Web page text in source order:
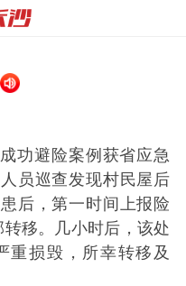
功避险案例获省应急
员巡查发现村民屋后
后，第一时间上报险
移。几小时后，该处
重损毁，所幸转移及